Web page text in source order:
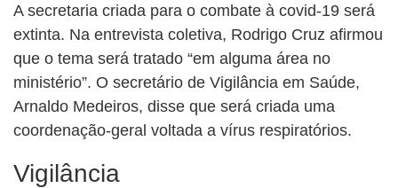
A secretaria criada para o combate à covid-19 será
extinta. Na entrevista coletiva, Rodrigo Cruz afirmou
que o tema será tratado “em alguma área no
ministério”. O secretário de Vigilância em Saúde,
Arnaldo Medeiros, disse que será criada uma
coordenação-geral voltada a vírus respiratórios.
Vigilância